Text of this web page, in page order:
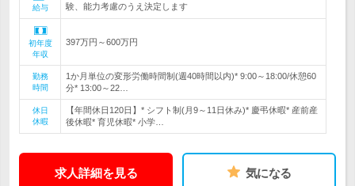
給与
験、能力考慮のうえ決定します
初年度
年収
397万円～600万円
勤務
時間
1か月単位の変形労働時間制(週40時間以内)* 9:00～18:00/休憩60
分* 13:00～22…
休日
休暇
【年間休日120日】* シフト制(月9～11日休み)* 慶弔休暇* 産前産
後休暇* 育児休暇* 小学…
求人詳細を見る 気になる